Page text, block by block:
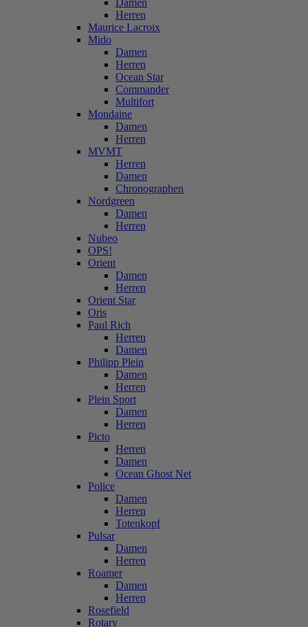
Damen
Herren
Maurice Lacroix
Mido
Damen
Herren
Ocean Star
Commander
Multifort
Mondaine
Damen
Herren
MVMT
Herren
Damen
Chronographen
Nordgreen
Damen
Herren
Nubeo
OPS!
Orient
Damen
Herren
Orient Star
Oris
Paul Rich
Herren
Damen
Philipp Plein
Damen
Herren
Plein Sport
Damen
Herren
Picto
Herren
Damen
Ocean Ghost Net
Police
Damen
Herren
Totenkopf
Pulsar
Damen
Herren
Roamer
Damen
Herren
Rosefield
Rotary